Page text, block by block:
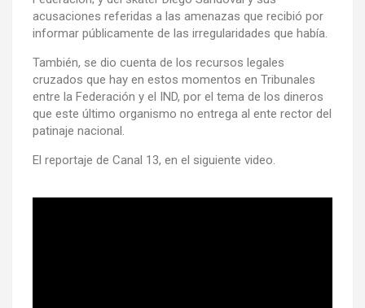
acusaciones referidas a las amenazas que recibió por
informar públicamente de las irregularidades que había.
También, se dio cuenta de los recursos legales
cruzados que hay en estos momentos en Tribunales
entre la Federación y el IND, por el tema de los dineros
que este último organismo no entrega al ente rector del
patinaje nacional.
El reportaje de Canal 13, en el siguiente video.